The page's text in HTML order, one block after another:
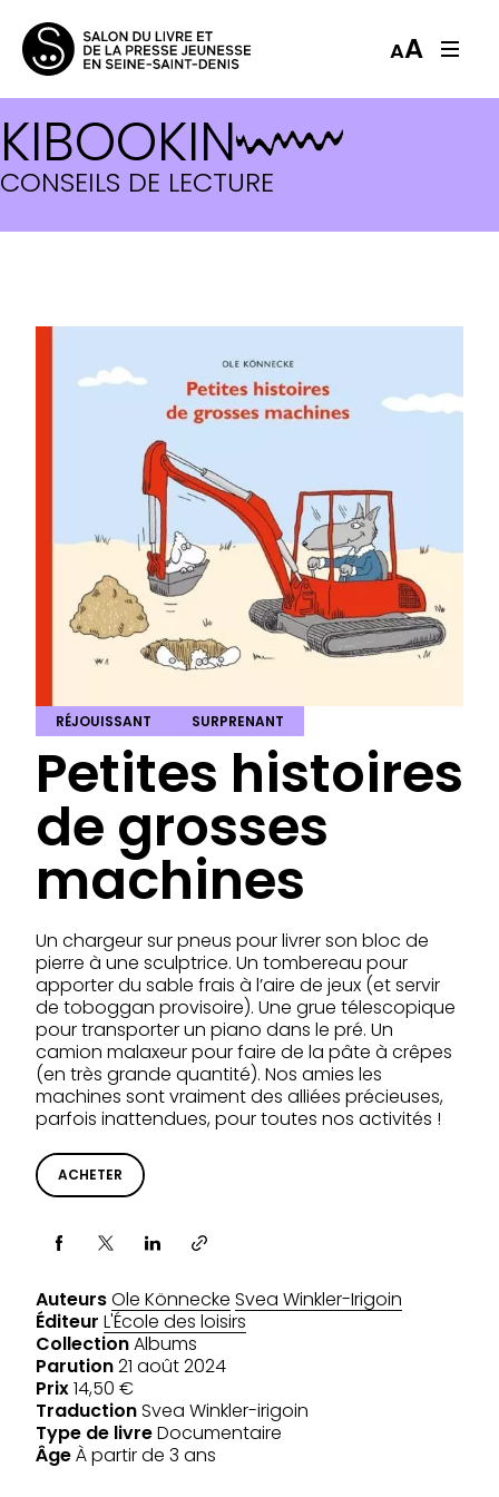
AA
KIBOOKIN
CONSEILS DE LECTURE
RÉJOUISSANT SURPRENANT
Petites histoires
de grosses
machines
Un chargeur sur pneus pour livrer son bloc de
pierre à une sculptrice. Un tombereau pour
apporter du sable frais à l’aire de jeux (et servir
de toboggan provisoire). Une grue télescopique
pour transporter un piano dans le pré. Un
camion malaxeur pour faire de la pâte à crêpes
(en très grande quantité). Nos amies les
machines sont vraiment des alliées précieuses,
parfois inattendues, pour toutes nos activités !
ACHETER
Partager via
AuteursOle Könnecke Svea Winkler-Irigoin
Éditeur L'École des loisirs
CollectionAlbums
Parution21 août 2024
Prix14,50 €
TraductionSvea Winkler-irigoin
Type de livreDocumentaire
ÂgeÀ partir de 3 ans